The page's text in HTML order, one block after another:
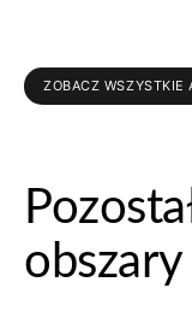
ZOBACZ WSZYSTKIE
obszary